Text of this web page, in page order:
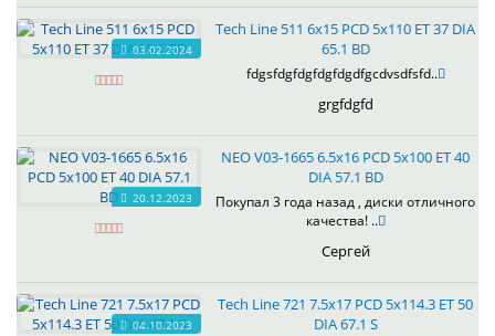
03.02.2024
Tech Line 511 6x15 PCD 5x110 ET 37 DIA
65.1 BD
fdgsfdgfdgfdgfdgdfgcdvsdfsfd..
grgfdgfd
20.12.2023
NEO V03-1665 6.5x16 PCD 5x100 ET 40
DIA 57.1 BD
Покупал 3 года назад , диски отличного
качества! ..
Сергей
04.10.2023
Tech Line 721 7.5x17 PCD 5x114.3 ET 50
DIA 67.1 S